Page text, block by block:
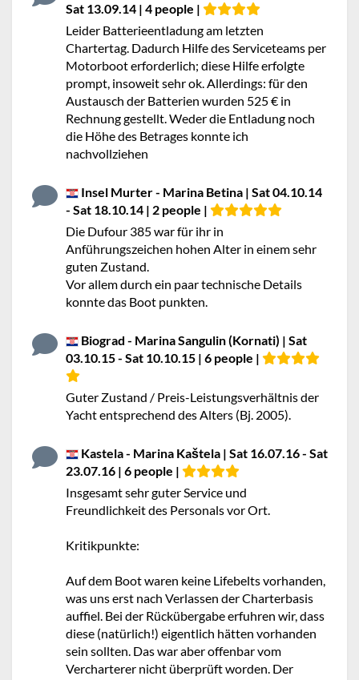
Sat 13.09.14 | 4 people |
Leider Batterieentladung am letzten
Chartertag. Dadurch Hilfe des Serviceteams per
Motorboot erforderlich; diese Hilfe erfolgte
prompt, insoweit sehr ok. Allerdings: für den
Austausch der Batterien wurden 525 € in
Rechnung gestellt. Weder die Entladung noch
die Höhe des Betrages konnte ich
nachvollziehen
Insel Murter - Marina Betina | Sat 04.10.14
- Sat 18.10.14 | 2 people |
Die Dufour 385 war für ihr in
Anführungszeichen hohen Alter in einem sehr
guten Zustand.
Vor allem durch ein paar technische Details
konnte das Boot punkten.
Biograd - Marina Sangulin (Kornati) | Sat
03.10.15 - Sat 10.10.15 | 6 people |
Guter Zustand / Preis-Leistungsverhältnis der
Yacht entsprechend des Alters (Bj. 2005).
Kastela - Marina Kaštela | Sat 16.07.16 - Sat
23.07.16 | 6 people |
Insgesamt sehr guter Service und
Freundlichkeit des Personals vor Ort.
Kritikpunkte:
Auf dem Boot waren keine Lifebelts vorhanden,
was uns erst nach Verlassen der Charterbasis
auffiel. Bei der Rückübergabe erfuhren wir, dass
diese (natürlich!) eigentlich hätten vorhanden
sein sollten. Das war aber offenbar vom
Vercharterer nicht überprüft worden. Der